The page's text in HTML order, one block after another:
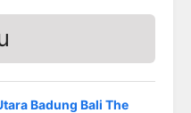
Badung Bali The